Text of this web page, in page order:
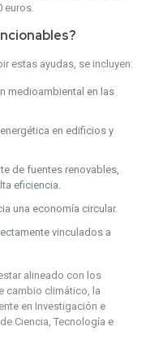
euros.
estas ayudas, se incluyen:
medioambiental en las
en edificios y
de fuentes renovables,
eficiencia.
una economía circular.
vinculados a
alineado con los
cambio climático, la
en Investigación e
Ciencia, Tecnología e